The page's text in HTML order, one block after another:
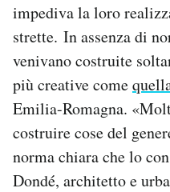
impediva la loro
strette. In assenza di
venivano costruite
più creative come
Emilia-Romagna.
costruire cose del
norma chiara che lo
Dondé, architetto e